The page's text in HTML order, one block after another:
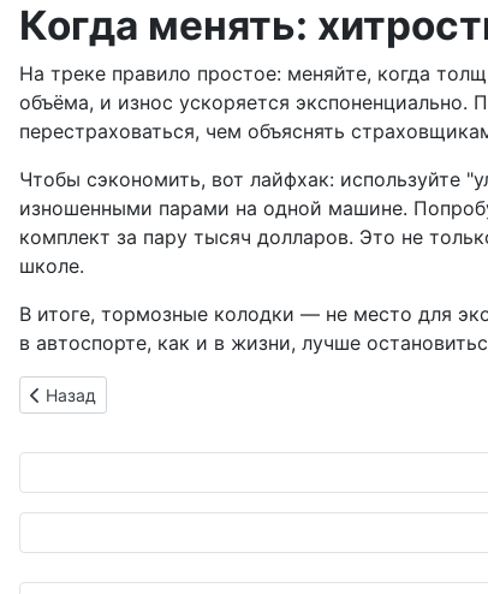
Когда менять:
На треке правило простое: меняйте, когда
объёма, и износ ускоряется
перестраховаться, чем объяснять
Чтобы сэкономить, вот лайфхак: используйте
изношенными парами на одной машине.
комплект за пару тысяч долларов. Это не
школе.
В итоге, тормозные колодки — не место для
в автоспорте, как и в жизни, лучше
Предыдущий: Электрический дуэт в Бангладеш: Glafit
Назад